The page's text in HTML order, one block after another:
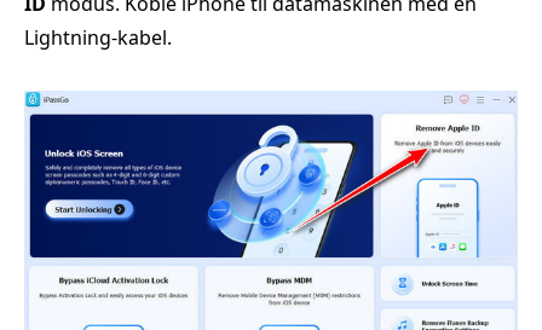
Lightning‑kabel.